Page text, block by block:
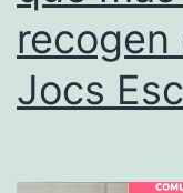
Edu
Monfort
recogen
Jocs